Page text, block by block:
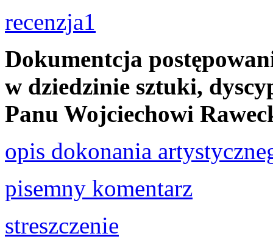
recenzja1
Dokumentcja
w dziedzinie sztuki,
Panu Wojciechowi
opis dokonania
pisemny komentarz
streszczenie